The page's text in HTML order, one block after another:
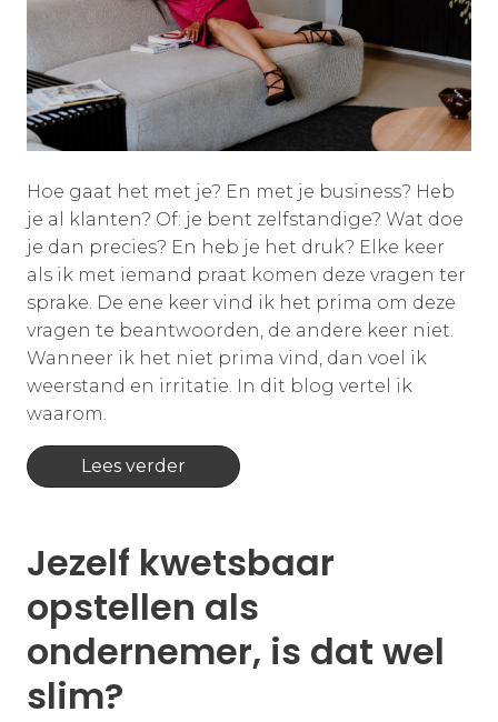
Hoe gaat het met je? En met je business? Heb
je al klanten? Of: je bent zelfstandige? Wat doe
je dan precies? En heb je het druk? Elke keer
als ik met iemand praat komen deze vragen ter
sprake. De ene keer vind ik het prima om deze
vragen te beantwoorden, de andere keer niet.
Wanneer ik het niet prima vind, dan voel ik
weerstand en irritatie. In dit blog vertel ik
waarom.
Lees verder
Jezelf kwetsbaar
opstellen als
ondernemer, is dat wel
slim?